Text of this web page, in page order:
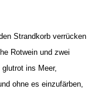
Strandkorb verrücken
Rotwein und zwei
ins Meer,
ohne es einzufärben,